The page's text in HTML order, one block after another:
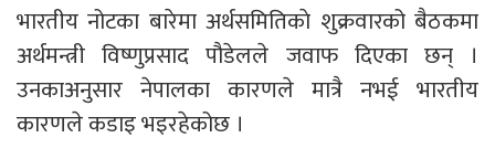
भारतीय नोटका बारेमा अर्थसमितिकाे शुक्रवारको बैठकमा
अर्थमन्त्री विष्णुप्रसाद पौडेलले जवाफ दिएका छन् ।
उनकाअनुसार नेपालका कारणले मात्रै नभई भारतीय
कारणले कडाइ भइरहेकोछ ।